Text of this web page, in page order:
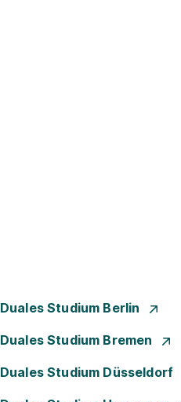
Duales Studium Berlin
Duales Studium Bremen
Duales Studium Düsseldorf